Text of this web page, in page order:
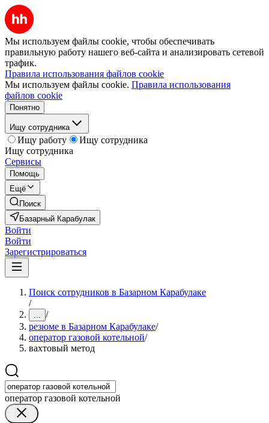
Мы используем файлы cookie, чтобы обеспечивать
правильную работу нашего веб-сайта и анализировать сетевой
трафик.
Правила использования файлов cookie
Мы используем файлы cookie. Правила использования
файлов cookie
Понятно
Ищу сотрудника
Ищу работу
Ищу сотрудника
Ищу сотрудника
Сервисы
Помощь
Ещё
Поиск
Базарный Карабулак
Войти
Войти
Зарегистрироваться
Поиск сотрудников в Базарном Карабулаке
/
... /
резюме в Базарном Карабулаке/
оператор газовой котельной/
вахтовый метод
оператор газовой котельной